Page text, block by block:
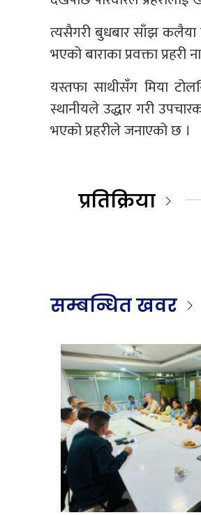
त्यसैगरी बुधबार साँझ कलैया
भएको बाराका प्रवक्ता
यस्तफा साथीसँग मिया
स्थानीयले उद्धार गरी
भएको प्रहरीले जनाएको छ ।
प्रतिक्रिया
सम्बन्धित खवर